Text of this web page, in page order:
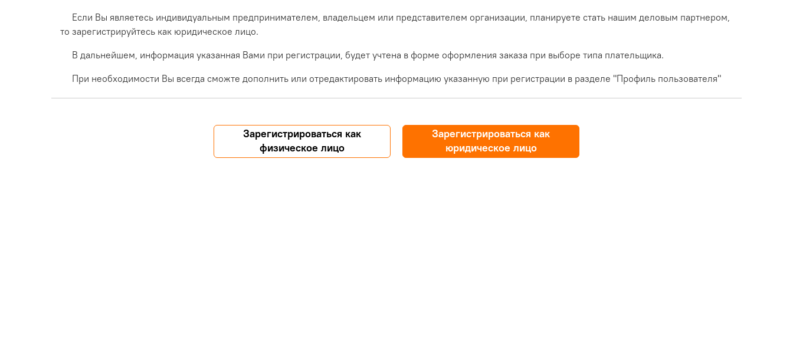
Если Вы являетесь индивидуальным предпринимателем, владельцем или представителем организации, планируете стать нашим деловым партнером,
то зарегистрируйтесь как юридическое лицо.
В дальнейшем, информация указанная Вами при регистрации, будет учтена в форме оформления заказа при выборе типа плательщика.
При необходимости Вы всегда сможте дополнить или отредактировать информацию указанную при регистрации в разделе "Профиль пользователя"
Зарегистрироваться как
физическое лицо
Зарегистрироваться как
юридическое лицо